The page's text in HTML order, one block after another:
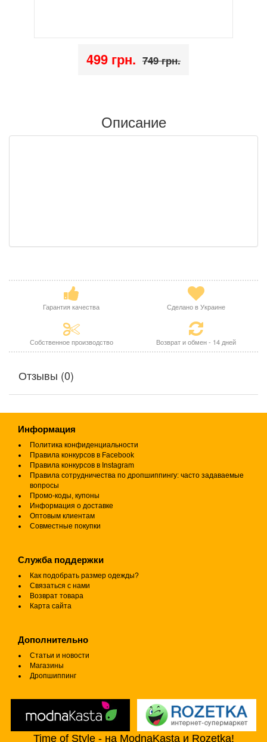
499 грн. 749 грн.
Описание
Гарантия качества Сделано в Украине
Собственное производство Возврат и обмен - 14 дней
Отзывы (0)
Информация
Политика конфиденциальности
Правила конкурсов в Facebook
Правила конкурсов в Instagram
Правила сотрудничества по дропшиппингу: часто задаваемые
вопросы
Промо-коды, купоны
Информация о доставке
Оптовым клиентам
Совместные покупки
Служба поддержки
Как подобрать размер одежды?
Связаться с нами
Возврат товара
Карта сайта
Дополнительно
Статьи и новости
Магазины
Дропшиппинг
Time of Style - на ModnaKasta и Rozetka!